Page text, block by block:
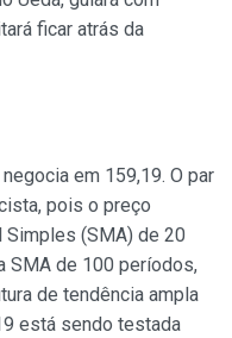
ficar atrás da
em 159,19. O par
pois o preço
Simples (SMA) de 20
SMA de 100 períodos,
de tendência ampla
está sendo testada